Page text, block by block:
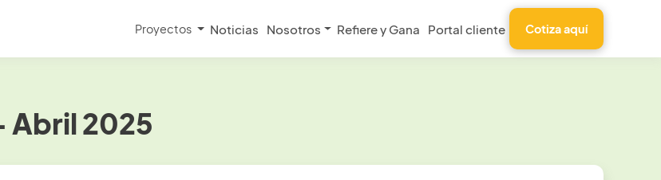
Proyectos Noticias Nosotros Refiere y Gana Portal cliente Cotiza aquí
Abril 2025